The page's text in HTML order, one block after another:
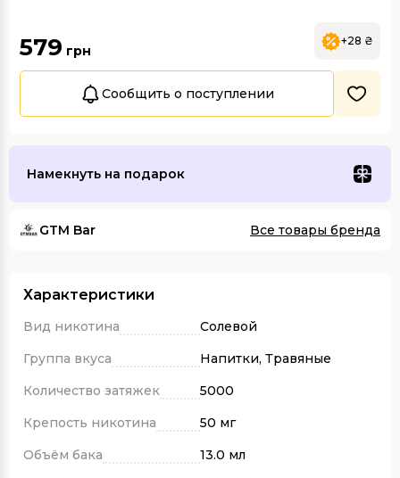
579 грн
+28 ₴
Сообщить о поступлении
Намекнуть на подарок
GTM Bar Все товары бренда
Характеристики
Вид никотина
Солевой
Группа вкуса
Напитки, Травяные
Количество затяжек
5000
Крепость никотина
50 мг
Объём бака
13.0 мл